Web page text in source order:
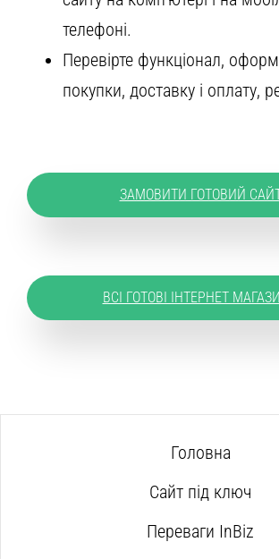
телефоні.
Перевірте функціонал,
покупки, доставку і оплату,
ЗАМОВИТИ ГОТОВИЙ
ВСІ ГОТОВІ ІНТЕРНЕТ
Головна
Сайт під ключ
Переваги InBiz